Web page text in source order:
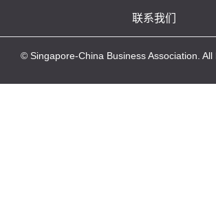
联系我们
© Singapore-China Business Association. All